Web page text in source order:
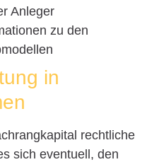
Anleger
zu den
in
rechtliche
sich eventuell, den